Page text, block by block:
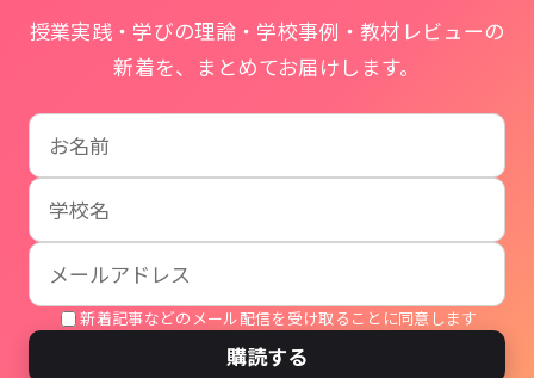
授業実践・学びの理論・学校事例・教材レビューの
新着を、まとめてお届けします。
お名前
学校名
メールアドレス
新着記事などのメール配信を受け取ることに同意します
購読する